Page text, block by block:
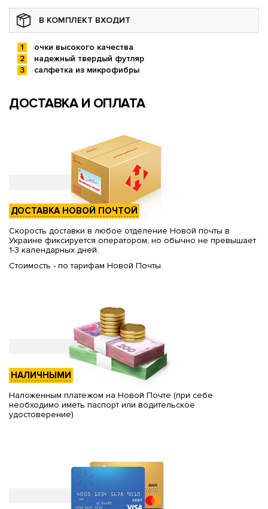
В КОМПЛЕКТ ВХОДИТ
очки высокого качества
надежный твердый футляр
салфетка из микрофибры
ДОСТАВКА И ОПЛАТА
ДОСТАВКА НОВОЙ ПОЧТОЙ
Скорость доставки в любое отделение Новой почты в
Украине фиксируется оператором, но обычно не превышает
1-3 календарных дней.
Стоимость - по тарифам Новой Почты.
НАЛИЧНЫМИ
Наложенным платежом на Новой Почте (при себе
необходимо иметь паспорт или водительское
удостоверение)